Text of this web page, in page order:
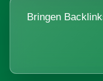
Bringen